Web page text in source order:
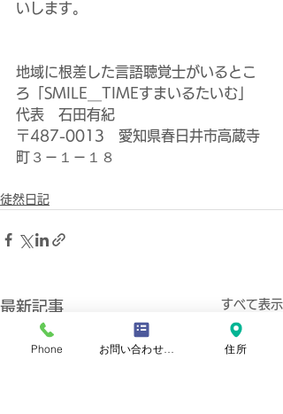
いします。
地域に根差した言語聴覚士がいるとこ
ろ「SMILE＿TIMEすまいるたいむ」
代表　石田有紀
〒487-0013　愛知県春日井市高蔵寺
町３－１－１８
徒然日記
最新記事 すべて表示
Phone お問い合わせフォーム 住所